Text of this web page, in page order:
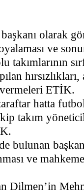
olarak
ve
ETİK.
hatta
takım
bulunan
ve mahkeme
Dilmen’in